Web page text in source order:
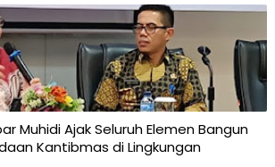
Muhidi Ajak Seluruh Elemen Bangun
Kantibmas di Lingkungan